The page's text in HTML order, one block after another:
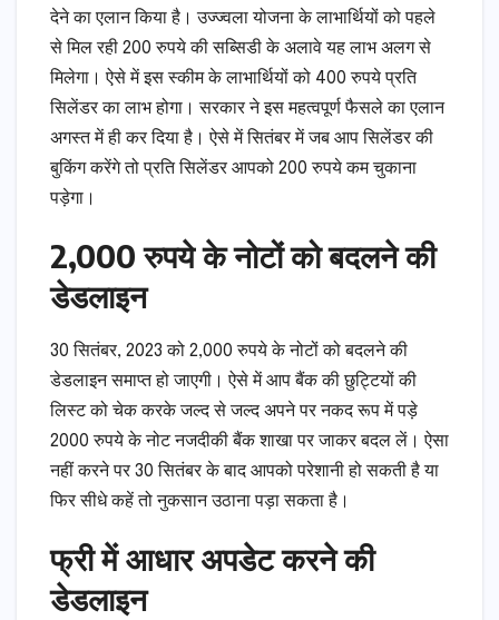
देने का एलान किया है। उज्ज्वला योजना के लाभार्थियों को पहले
से मिल रही 200 रुपये की सब्सिडी के अलावे यह लाभ अलग से
मिलेगा। ऐसे में इस स्कीम के लाभार्थियों को 400 रुपये प्रति
सिलेंडर का लाभ होगा। सरकार ने इस महत्वपूर्ण फैसले का एलान
अगस्त में ही कर दिया है। ऐसे में सितंबर में जब आप सिलेंडर की
बुकिंग करेंगे तो प्रति सिलेंडर आपको 200 रुपये कम चुकाना
पड़ेगा।
2,000 रुपये के नोटों को बदलने की
डेडलाइन
30 सितंबर, 2023 को 2,000 रुपये के नोटों को बदलने की
डेडलाइन समाप्त हो जाएगी। ऐसे में आप बैंक की छुट्टियों की
लिस्ट को चेक करके जल्द से जल्द अपने पर नकद रूप में पड़े
2000 रुपये के नोट नजदीकी बैंक शाखा पर जाकर बदल लें। ऐसा
नहीं करने पर 30 सितंबर के बाद आपको परेशानी हो सकती है या
फिर सीधे कहें तो नुकसान उठाना पड़ा सकता है।
फ्री में आधार अपडेट करने की
डेडलाइन